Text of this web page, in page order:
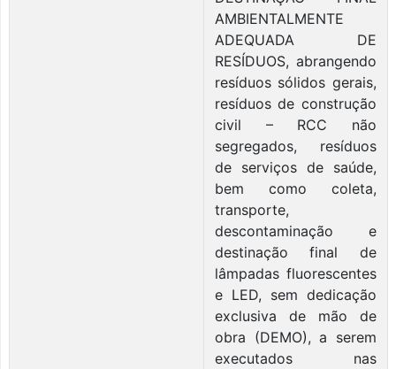
AMBIENTALMENTE
ADEQUADA DE
RESÍDUOS, abrangendo
resíduos sólidos gerais,
resíduos de construção
civil – RCC não
segregados, resíduos
de serviços de saúde,
bem como coleta,
transporte,
descontaminação e
destinação final de
lâmpadas fluorescentes
e LED, sem dedicação
exclusiva de mão de
obra (DEMO), a serem
executados nas